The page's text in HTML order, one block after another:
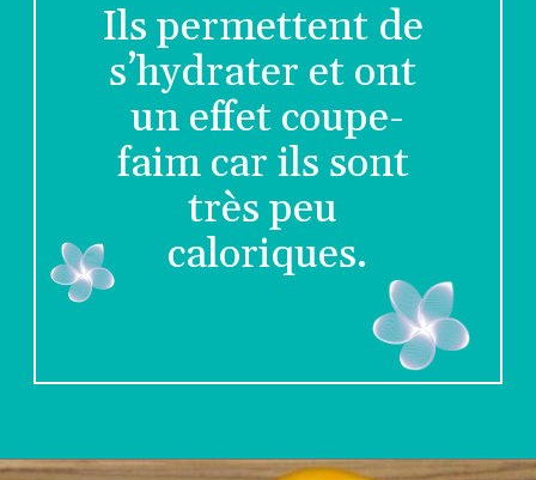
Ils permettent de
s’hydrater et ont
un effet coupe-
faim car ils sont
très peu
caloriques.